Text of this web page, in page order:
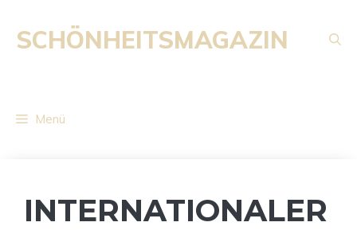
Inhalt
springen
SCHÖNHEITSMAGAZIN
Menü
INTERNATIONALER